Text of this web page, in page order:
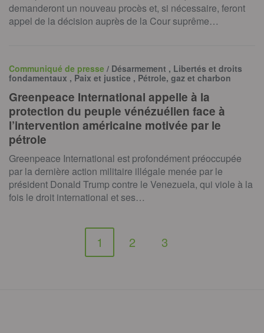
demanderont un nouveau procès et, si nécessaire, feront
appel de la décision auprès de la Cour suprême…
Communiqué de presse / Désarmement , Libertés et droits
fondamentaux , Paix et justice , Pétrole, gaz et charbon
Greenpeace International appelle à la
protection du peuple vénézuélien face à
l’intervention américaine motivée par le
pétrole
Greenpeace International est profondément préoccupée
par la dernière action militaire illégale menée par le
président Donald Trump contre le Venezuela, qui viole à la
fois le droit international et ses…
1 2 3